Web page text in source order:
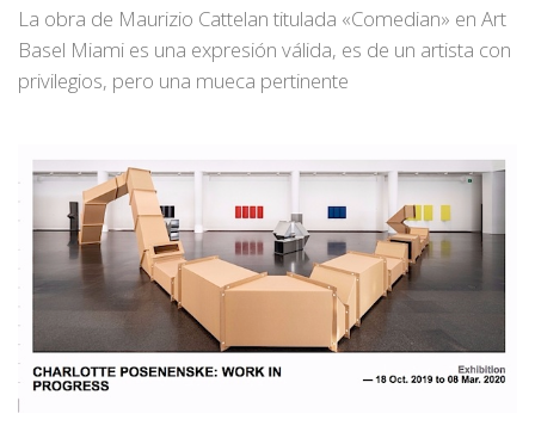
La obra de Maurizio Cattelan titulada «Comedian» en Art
Basel Miami es una expresión válida, es de un artista con
privilegios, pero una mueca pertinente